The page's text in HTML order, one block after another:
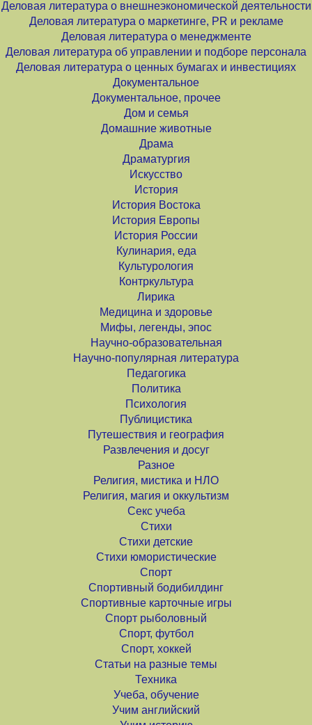
Деловая литература о внешнеэкономической деятельности
Деловая литература о маркетинге, PR и рекламе
Деловая литература о менеджменте
Деловая литература об управлении и подборе персонала
Деловая литература о ценных бумагах и инвестициях
Документальное
Документальное, прочее
Дом и семья
Домашние животные
Драма
Драматургия
Искусство
История
История Востока
История Европы
История России
Кулинария, еда
Культурология
Контркультура
Лирика
Медицина и здоровье
Мифы, легенды, эпос
Научно-образовательная
Научно-популярная литература
Педагогика
Политика
Психология
Публицистика
Путешествия и география
Развлечения и досуг
Разное
Религия, мистика и НЛО
Религия, магия и оккультизм
Секс учеба
Стихи
Стихи детские
Стихи юмористические
Спорт
Спортивный бодибилдинг
Спортивные карточные игры
Спорт рыболовный
Спорт, футбол
Спорт, хоккей
Статьи на разные темы
Техника
Учеба, обучение
Учим английский